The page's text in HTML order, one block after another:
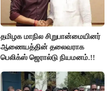
தமிழக மாநில சிறுபான்மையினர்
ஆணையத்தின் தலைவராக
பெலிக்ஸ் ஜெரால்டு நியமனம்.!!